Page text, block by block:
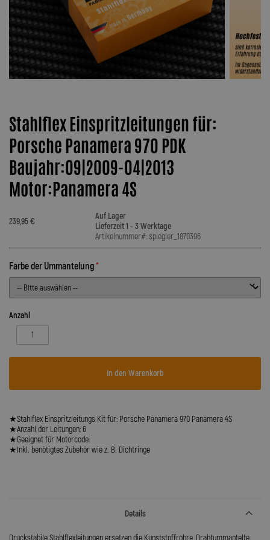
Stahlflex Einspritzleitungen für:
Porsche Panamera 970 PDK
Baujahr:09|2009-04|2013
Motor:Panamera 4S
239,95 €
Auf Lager
Lieferzeit 1 - 3 Werktage
Artikelnummer#: spiegler_1870396
Farbe der Ummantelung
Anzahl
In den Warenkorb
★Stahlflex Einspritzleitungs Kit für: Porsche Panamera 970 Panamera 4S
★Anzahl der Leitungen: 6
★Geeignet für Motorcode:
★Inkl. benötigtes Zubehör wie z. B. Dichtringe
Details
Druckstabile Stahlflexleitungen ersetzen die Kunststoffrohre, Drahtummantelte